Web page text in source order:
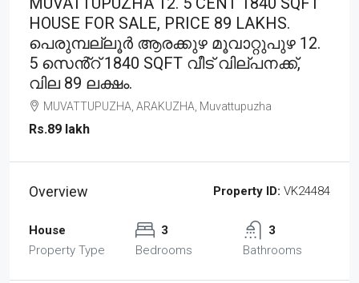
HOUSE FOR SALE, PRICE 89 LAKHS.
പെരുമ്പല്ലൂർ ആരക്കുഴ മൂവാറ്റുപുഴ 12.
5 സെൻ്റ് 1840 SQFT വീട് വില്പനക്ക്,
വില 89 ലക്ഷം.
MUVATTUPUZHA, ARAKUZHA, Muvattupuzha
Rs.89 lakh
Overview Property ID: VK24484
House
Property Type
3
Bedrooms
3
Bathrooms